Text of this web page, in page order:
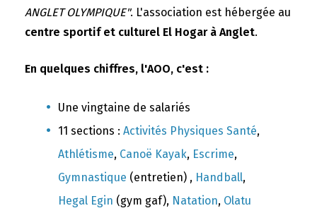
ANGLET OLYMPIQUE". L'association est hébergée au
centre sportif et culturel El Hogar à Anglet.
En quelques chiffres, l'AOO, c'est :
Une vingtaine de salariés
11 sections : Activités Physiques Santé,
Athlétisme, Canoë Kayak, Escrime,
Gymnastique (entretien) , Handball,
Hegal Egin (gym gaf), Natation, Olatu